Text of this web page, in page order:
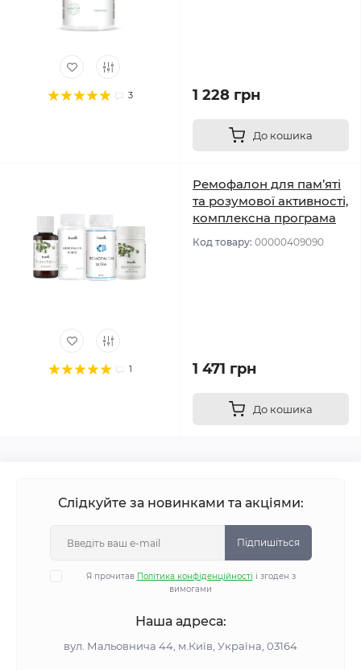
3 1 228 грн
До кошика
1
Ремофалон для пам’яті
та розумової активності,
комплексна програма
Код товару: 00000409090
1 471 грн
До кошика
Слідкуйте за новинками та акціями:
Підпишіться
Я прочитав Політика конфіденційності і згоден з
вимогами
Наша адреса:
вул. Мальовнича 44, м.Київ, Україна, 03164